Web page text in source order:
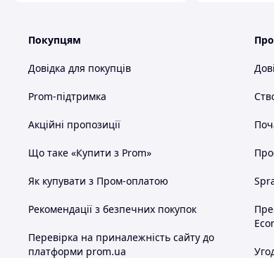
Покупцям
Довідка для покупців
Prom-підтримка
Акційні пропозиції
Що таке «Купити з Prom»
Як купувати з Пром-оплатою
Рекомендації з безпечних покупок
Перевірка на приналежність сайту до
платформи prom.ua